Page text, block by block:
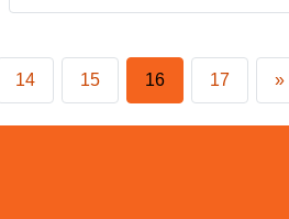
14 15 16 17 »